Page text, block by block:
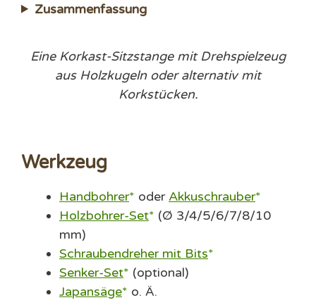
Zusammenfassung
Eine Korkast-Sitzstange mit Drehspielzeug
aus Holzkugeln oder alternativ mit
Korkstücken.
Werkzeug
Handbohrer oder Akkuschrauber
Holzbohrer-Set
(Ø 3/4/5/6/7/8/10
mm)
Schraubendreher mit Bits
Senker-Set
(optional)
Japansäge
o. Ä.